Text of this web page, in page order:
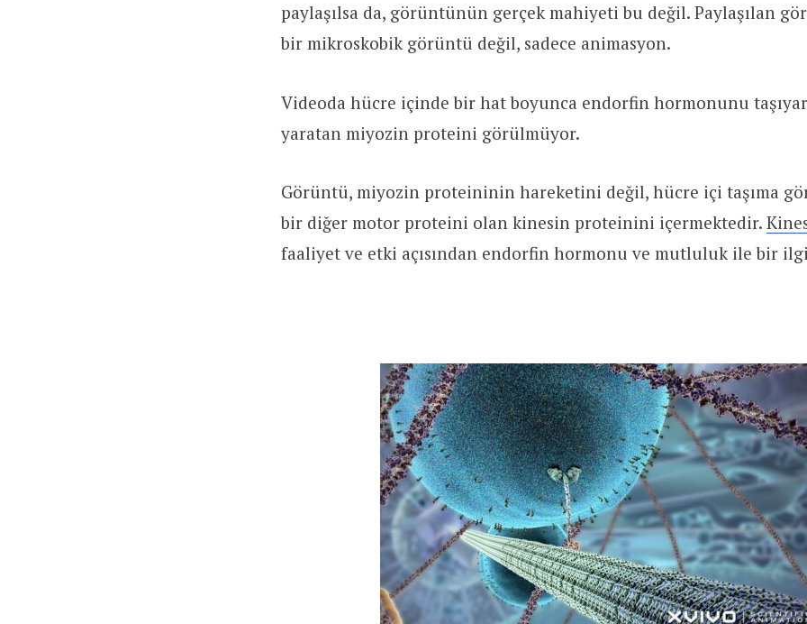
paylaşılsa da, görüntünün gerçek mahiyeti bu değil. Paylaşılan
bir mikroskobik görüntü değil, sadece animasyon.
Videoda hücre içinde bir hat boyunca endorfin hormonunu
yaratan miyozin proteini görülmüyor.
Görüntü, miyozin proteininin hareketini değil, hücre içi taşıma
bir diğer motor proteini olan kinesin proteinini içermektedir.
faaliyet ve etki açısından endorfin hormonu ve mutluluk ile bir